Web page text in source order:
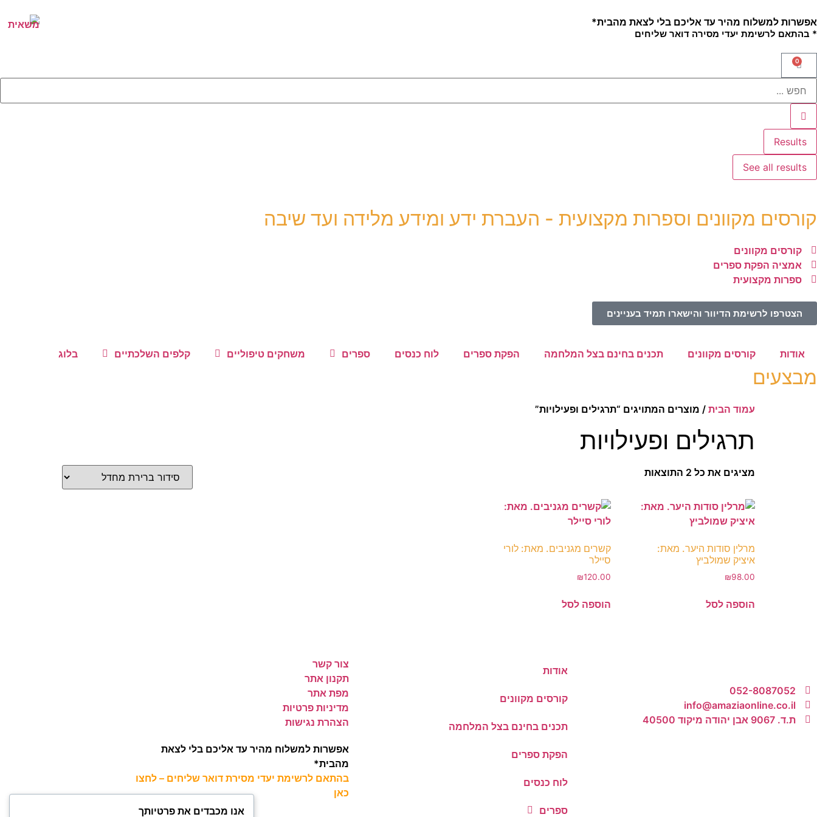
אפשרות למשלוח מהיר עד אליכם בלי לצאת מהבית*
* בהתאם לרשימת יעדי מסירה דואר שליחים
0
Results
See all results
קורסים מקוונים וספרות מקצועית - העברת ידע ומידע מלידה ועד שיבה
קורסים מקוונים
אמציה הפקת ספרים
ספרות מקצועית
הצטרפו לרשימת הדיוור והישארו תמיד בעניינים
אודות קורסים מקוונים תכנים בחינם בצל המלחמה הפקת ספרים לוח כנסים ספרים משחקים טיפוליים קלפים השלכתיים בלוג
מבצעים
עמוד הבית / מוצרים המתויגים “תרגילים ופעילויות”
תרגילים ופעילויות
מציגים את כל ⁦2⁩ התוצאות
מרלין סודות היער. מאת:
איציק שמולביץ
₪98.00
הוספה לסל
קשרים מגניבים. מאת: לורי
סיילר
₪120.00
הוספה לסל
052-8087052
info@amaziaonline.co.il
ת.ד. 9067 אבן יהודה מיקוד 40500
אודות
קורסים מקוונים
תכנים בחינם בצל המלחמה
הפקת ספרים
לוח כנסים
ספרים
צור קשר
תקנון אתר
מפת אתר
מדיניות פרטיות
הצהרת נגישות
אפשרות למשלוח מהיר עד אליכם בלי לצאת
מהבית*
בהתאם לרשימת יעדי מסירת דואר שליחים – לחצו
כאן
אנו מכבדים את פרטיותך